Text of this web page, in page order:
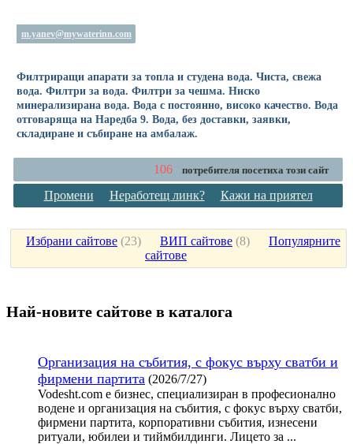
m.yanev@mywaterinn.com
Филтриращи апарати за топла и студена вода. Чиста, свежа
вода. Филтри за вода. Филтри за чешма. Ниско
минерализирана вода. Вода с постоянно, високо качество. Вода
отговаряща на Наредба 9. Вода, без доставки, заявки,
складиране и събиране на амбалаж.
106 потребителя посетиха този сайт
Промени Неработещ линк? Кажи на приятел
Избрани сайтове (23) ВИП сайтове (8) Популярните
сайтове
Най-новите сайтoве в каталога
Организация на събития, с фокус върху сватби и
фирмени партита (2026/7/27)
Vodesht.com е бизнес, специализиран в професионално
водене и организация на събития, с фокус върху сватби,
фирмени партита, корпоративни събития, изнесени
ритуали, юбилеи и тиймбилдинги. Лицето за ...